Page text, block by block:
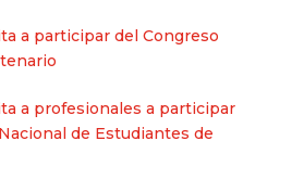
a participar del Congreso
a profesionales a participar
de Estudiantes de